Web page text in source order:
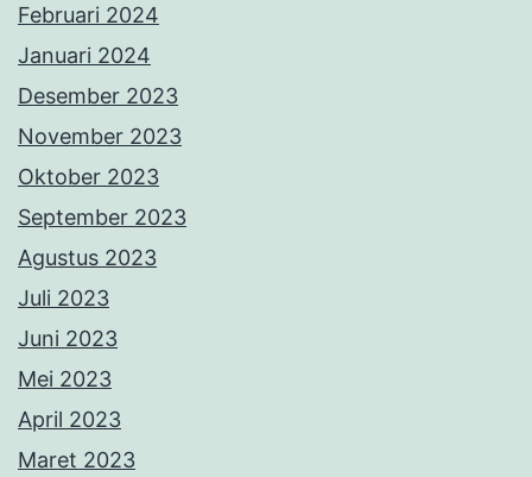
Februari 2024
Januari 2024
Desember 2023
November 2023
Oktober 2023
September 2023
Agustus 2023
Juli 2023
Juni 2023
Mei 2023
April 2023
Maret 2023